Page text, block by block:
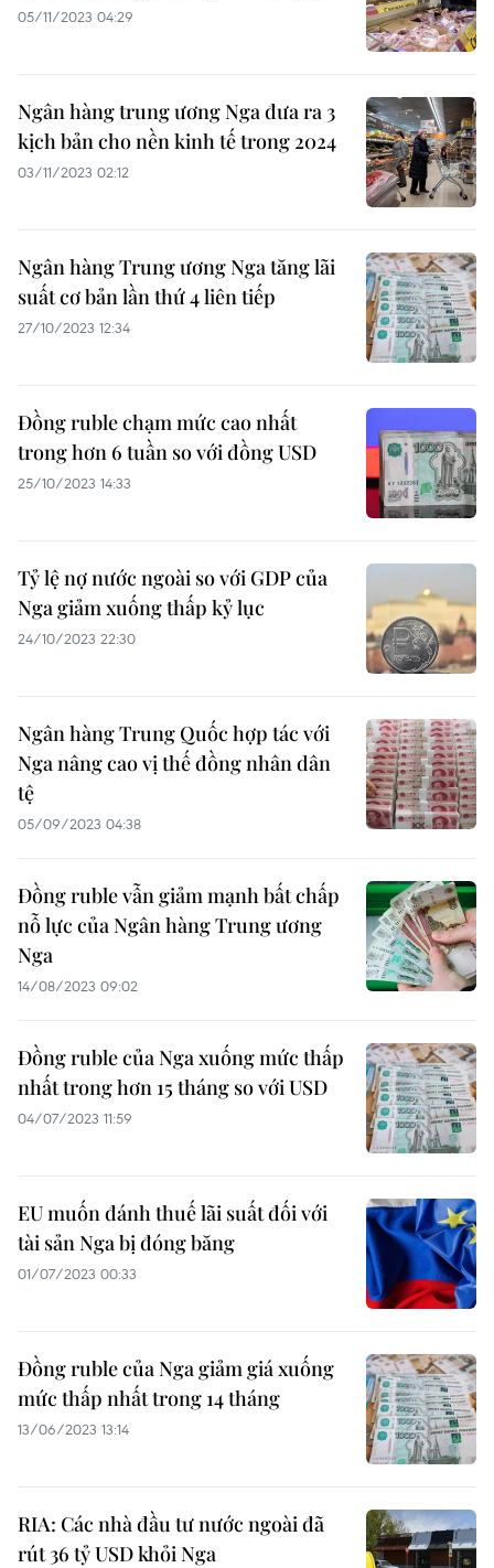
05/11/2023 04:29
Ngân hàng trung ương Nga đưa ra 3
kịch bản cho nền kinh tế trong 2024
03/11/2023 02:12
Ngân hàng Trung ương Nga tăng lãi
suất cơ bản lần thứ 4 liên tiếp
27/10/2023 12:34
Đồng ruble chạm mức cao nhất
trong hơn 6 tuần so với đồng USD
25/10/2023 14:33
Tỷ lệ nợ nước ngoài so với GDP của
Nga giảm xuống thấp kỷ lục
24/10/2023 22:30
Ngân hàng Trung Quốc hợp tác với
Nga nâng cao vị thế đồng nhân dân
tệ
05/09/2023 04:38
Đồng ruble vẫn giảm mạnh bất chấp
nỗ lực của Ngân hàng Trung ương
Nga
14/08/2023 09:02
Đồng ruble của Nga xuống mức thấp
nhất trong hơn 15 tháng so với USD
04/07/2023 11:59
EU muốn đánh thuế lãi suất đối với
tài sản Nga bị đóng băng
01/07/2023 00:33
Đồng ruble của Nga giảm giá xuống
mức thấp nhất trong 14 tháng
13/06/2023 13:14
RIA: Các nhà đầu tư nước ngoài đã
rút 36 tỷ USD khỏi Nga